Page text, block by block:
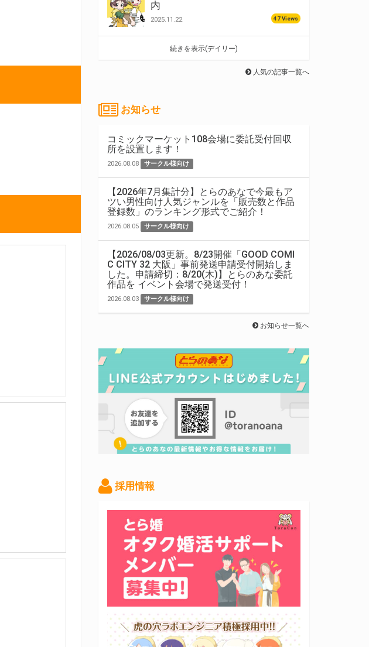
内
2025.11.22 47 Views
続きを表示(デイリー)
人気の記事一覧へ
お知らせ
コミックマーケット108会場に委託受付回収
所を設置します！
2026.08.08 サークル様向け
【2026年7月集計分】とらのあなで今最もア
ツい男性向け人気ジャンルを「販売数と作品
登録数」のランキング形式でご紹介！
2026.08.05 サークル様向け
【2026/08/03更新。8/23開催「GOOD COMI
C CITY 32 大阪」事前発送申請受付開始しま
した。申請締切：8/20(木)】とらのあな委託
作品を イベント会場で発送受付！
2026.08.03 サークル様向け
お知らせ一覧へ
採用情報